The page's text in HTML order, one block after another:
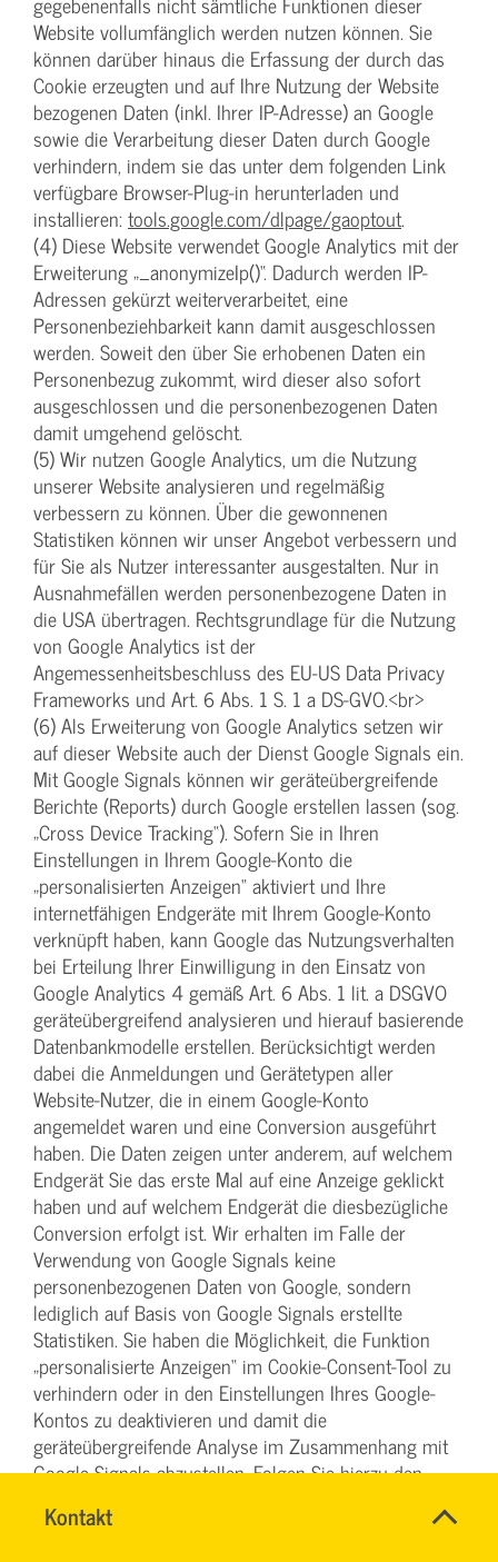
Kontakt
Name*
Website vollumfänglich werden nutzen können. Sie
können darüber hinaus die Erfassung der durch das
Cookie erzeugten und auf Ihre Nutzung der Website
bezogenen Daten (inkl. Ihrer IP-Adresse) an Google
sowie die Verarbeitung dieser Daten durch Google
verhindern, indem sie das unter dem folgenden Link
verfügbare Browser-Plug-in herunterladen und
installieren: tools.google.com/dlpage/gaoptout.
(4) Diese Website verwendet Google Analytics mit der
Erweiterung „_anonymizeIp()“. Dadurch werden IP-
Adressen gekürzt weiterverarbeitet, eine
Personenbeziehbarkeit kann damit ausgeschlossen
werden. Soweit den über Sie erhobenen Daten ein
Personenbezug zukommt, wird dieser also sofort
ausgeschlossen und die personenbezogenen Daten
damit umgehend gelöscht.
(5) Wir nutzen Google Analytics, um die Nutzung
unserer Website analysieren und regelmäßig
verbessern zu können. Über die gewonnenen
Statistiken können wir unser Angebot verbessern und
für Sie als Nutzer interessanter ausgestalten. Nur in
Ausnahmefällen werden personenbezogene Daten in
die USA übertragen. Rechtsgrundlage für die Nutzung
von Google Analytics ist der
Angemessenheitsbeschluss des EU-US Data Privacy
Frameworks und Art. 6 Abs. 1 S. 1 a DS-GVO.<br>
(6) Als Erweiterung von Google Analytics setzen wir
auf dieser Website auch der Dienst Google Signals ein.
Mit Google Signals können wir geräteübergreifende
Berichte (Reports) durch Google erstellen lassen (sog.
„Cross Device Tracking“). Sofern Sie in Ihren
Einstellungen in Ihrem Google-Konto die
„personalisierten Anzeigen“ aktiviert und Ihre
internetfähigen Endgeräte mit Ihrem Google-Konto
verknüpft haben, kann Google das Nutzungsverhalten
bei Erteilung Ihrer Einwilligung in den Einsatz von
Google Analytics 4 gemäß Art. 6 Abs. 1 lit. a DSGVO
geräteübergreifend analysieren und hierauf basierende
Datenbankmodelle erstellen. Berücksichtigt werden
dabei die Anmeldungen und Gerätetypen aller
Website-Nutzer, die in einem Google-Konto
angemeldet waren und eine Conversion ausgeführt
haben. Die Daten zeigen unter anderem, auf welchem
Endgerät Sie das erste Mal auf eine Anzeige geklickt
haben und auf welchem Endgerät die diesbezügliche
Conversion erfolgt ist. Wir erhalten im Falle der
Verwendung von Google Signals keine
personenbezogenen Daten von Google, sondern
lediglich auf Basis von Google Signals erstellte
Statistiken. Sie haben die Möglichkeit, die Funktion
„personalisierte Anzeigen“ im Cookie-Consent-Tool zu
verhindern oder in den Einstellungen Ihres Google-
Kontos zu deaktivieren und damit die
geräteübergreifende Analyse im Zusammenhang mit
Google Signals abzustellen. Folgen Sie hierzu den
https://support.google.com/ads/answer/2662922?